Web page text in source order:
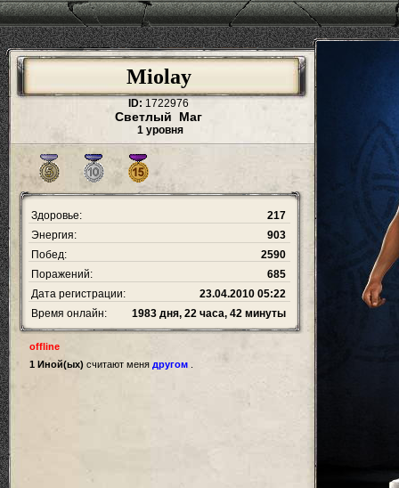
Miolay
ID: 1722976
Светлый Маг
1 уровня
Здоровье:
217
Энергия:
903
Побед:
2590
Поражений:
685
Дата регистрации:
23.04.2010 05:22
Время онлайн:
1983 дня, 22 часа, 42 минуты
offline
1 Иной(ых) считают меня другом